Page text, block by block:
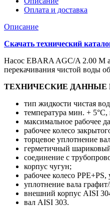
Оплата и доставка
Описание
Скачать технический
Насос EBARA AGC/A 2.00 M
перекачивания чистой воды
ТЕХНИЧЕСКИЕ ДАННЫЕ
тип жидкости чистая
температура мин. + 5°C,
максимальное рабочее
рабочее колесо
торцевое уплотнение
герметичный
соединение с
корпус чугун;
рабочее колесо
уплотнение вала
внешний корпус AISI
вал AISI 303.